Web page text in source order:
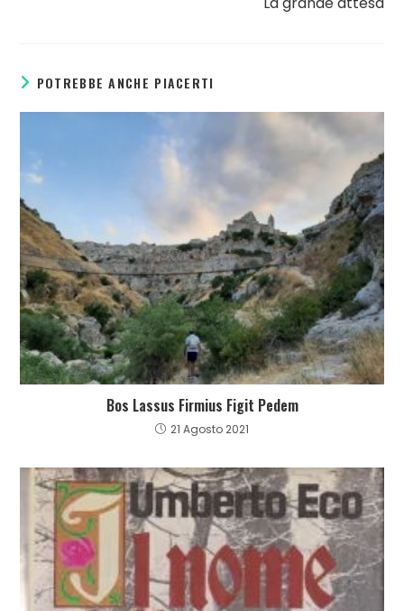
POTREBBE ANCHE PIACERTI
Bos Lassus Firmius Figit Pedem
21 Agosto 2021